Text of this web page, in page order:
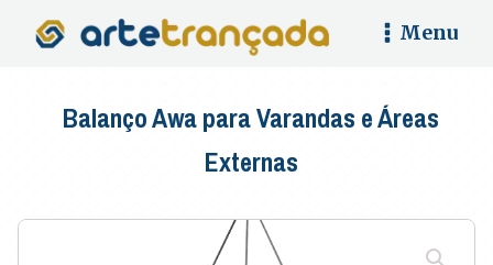
Menu
Balanço Awa para Varandas e Áreas
Externas